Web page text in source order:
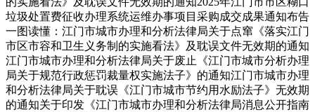
垃圾处置费征收办理系统运维办事项目采购成交成果通知布告
一图读懂：江门市城市办理和分析法律局关于点窜《落实江门
市区市容和卫生义务制的实施看法》及耽误文件无效期的通知
江门市城市办理和分析法律局关于废止《江门市城市分析办理
局关于规范行政惩罚裁量权实施法子》的通知江门市城市办理
和分析法律局关于耽误《江门市城市节约用水励法子》无效期
的通知关于印发《江门市城市办理和分析法律局消息公开指南